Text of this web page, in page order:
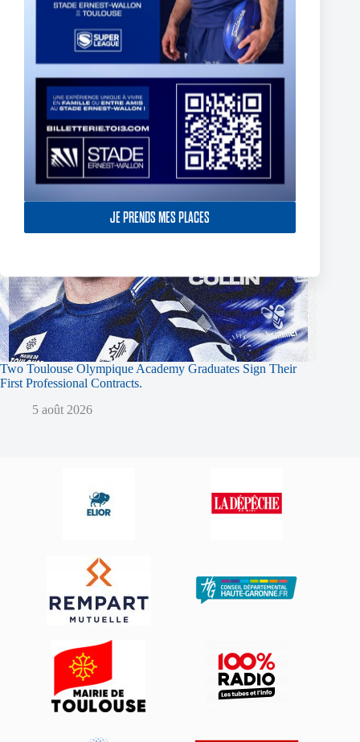
JE PRENDS MES PLACES
6 août 2026
Two Toulouse Olympique Academy Graduates Sign Their
First Professional Contracts.
5 août 2026